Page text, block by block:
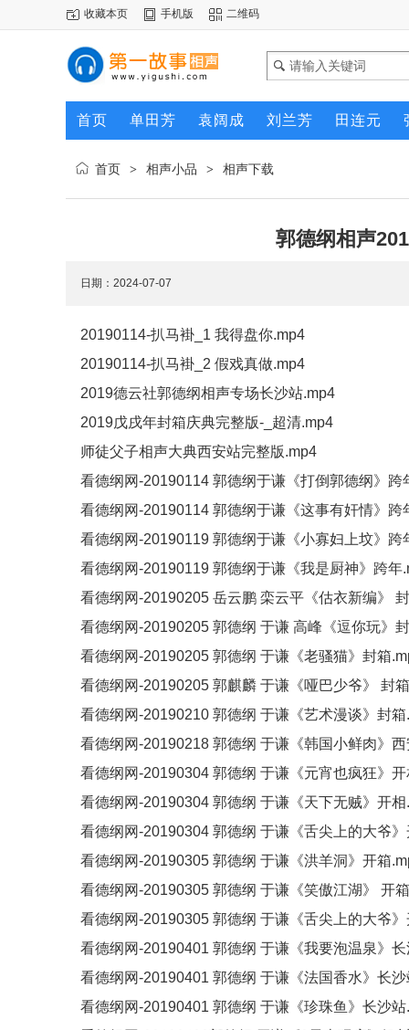
收藏本页 手机版 二维码
首页 单田芳 袁阔成 刘兰芳 田连元
首页 > 相声小品 > 相声下载
郭德纲相声
日期：2024-07-07
20190114-扒马褂_1 我得盘你.mp4
20190114-扒马褂_2 假戏真做.mp4
2019德云社郭德纲相声专场长沙站.mp4
2019戊戌年封箱庆典完整版-_超清.mp4
师徒父子相声大典西安站完整版.mp4
看德纲网-20190114 郭德纲于谦《打倒郭德纲》跨
看德纲网-20190114 郭德纲于谦《这事有奸情》跨
看德纲网-20190119 郭德纲于谦《小寡妇上坟》跨
看德纲网-20190119 郭德纲于谦《我是厨神》跨年
看德纲网-20190205 岳云鹏 栾云平《估衣新编》
看德纲网-20190205 郭德纲 于谦 高峰《逗你玩》
看德纲网-20190205 郭德纲 于谦《老骚猫》封箱
看德纲网-20190205 郭麒麟 于谦《哑巴少爷》 封
看德纲网-20190210 郭德纲 于谦《艺术漫谈》封箱
看德纲网-20190218 郭德纲 于谦《韩国小鲜肉》
看德纲网-20190304 郭德纲 于谦《元宵也疯狂》
看德纲网-20190304 郭德纲 于谦《天下无贼》开
看德纲网-20190304 郭德纲 于谦《舌尖上的大爷
看德纲网-20190305 郭德纲 于谦《洪羊洞》开箱
看德纲网-20190305 郭德纲 于谦《笑傲江湖》 开
看德纲网-20190305 郭德纲 于谦《舌尖上的大爷
看德纲网-20190401 郭德纲 于谦《我要泡温泉》
看德纲网-20190401 郭德纲 于谦《法国香水》长
看德纲网-20190401 郭德纲 于谦《珍珠鱼》长沙站